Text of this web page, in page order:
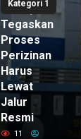
Kategori 1
Palsu,
Tegaskan
Proses
Perizinan
Harus
Lewat
Jalur
Resmi
11